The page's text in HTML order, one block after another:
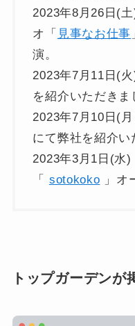
2023年8月26日(
オ「 見事なお仕事
演。
2023年7月11日(
を紹介いただきま
2023年7月10日(
にて弊社を紹介い
2023年3月1日(水
「 sotokoko 」オ
トップガーデンが